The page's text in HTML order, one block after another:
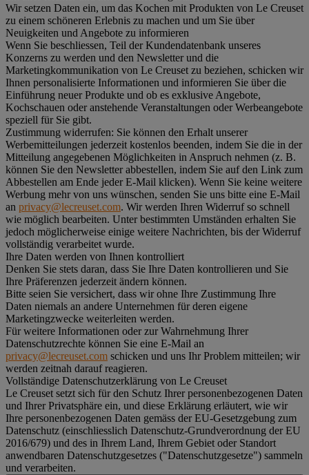
Wir setzen Daten ein, um das Kochen mit Produkten von Le Creuset
zu einem schöneren Erlebnis zu machen und um Sie über
Neuigkeiten und Angebote zu informieren
Wenn Sie beschliessen, Teil der Kundendatenbank unseres
Konzerns zu werden und den Newsletter und die
Marketingkommunikation von Le Creuset zu beziehen, schicken wir
Ihnen personalisierte Informationen und informieren Sie über die
Einführung neuer Produkte und ob es exklusive Angebote,
Kochschauen oder anstehende Veranstaltungen oder Werbeangebote
speziell für Sie gibt.
Zustimmung widerrufen: Sie können den Erhalt unserer
Werbemitteilungen jederzeit kostenlos beenden, indem Sie die in der
Mitteilung angegebenen Möglichkeiten in Anspruch nehmen (z. B.
können Sie den Newsletter abbestellen, indem Sie auf den Link zum
Abbestellen am Ende jeder E-Mail klicken). Wenn Sie keine weitere
Werbung mehr von uns wünschen, senden Sie uns bitte eine E-Mail
an privacy@lecreuset.com. Wir werden Ihren Widerruf so schnell
wie möglich bearbeiten. Unter bestimmten Umständen erhalten Sie
jedoch möglicherweise einige weitere Nachrichten, bis der Widerruf
vollständig verarbeitet wurde.
Ihre Daten werden von Ihnen kontrolliert
Denken Sie stets daran, dass Sie Ihre Daten kontrollieren und Sie
Ihre Präferenzen jederzeit ändern können.
Bitte seien Sie versichert, dass wir ohne Ihre Zustimmung Ihre
Daten niemals an andere Unternehmen für deren eigene
Marketingzwecke weiterleiten werden.
Für weitere Informationen oder zur Wahrnehmung Ihrer
Datenschutzrechte können Sie eine E-Mail an
privacy@lecreuset.com schicken und uns Ihr Problem mitteilen; wir
werden zeitnah darauf reagieren.
Vollständige Datenschutzerklärung von Le Creuset
Le Creuset setzt sich für den Schutz Ihrer personenbezogenen Daten
und Ihrer Privatsphäre ein, und diese Erklärung erläutert, wie wir
Ihre personenbezogenen Daten gemäss der EU-Gesetzgebung zum
Datenschutz (einschliesslich Datenschutz-Grundverordnung der EU
2016/679) und des in Ihrem Land, Ihrem Gebiet oder Standort
anwendbaren Datenschutzgesetzes ("Datenschutzgesetze") sammeln
und verarbeiten.